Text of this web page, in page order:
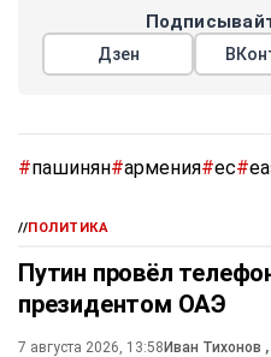
Дзен
#пашинян#армения#ес#
//ПОЛИТИКА
Путин провёл
президентом ОАЭ
7 августа 2026, 13:58Иван Тихонов ,